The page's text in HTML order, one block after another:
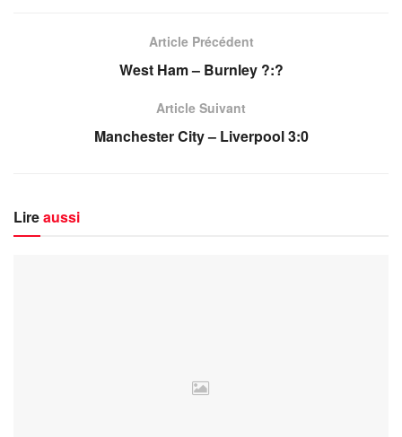
Article Précédent
West Ham – Burnley ?:?
Article Suivant
Manchester City – Liverpool 3:0
Lireaussi